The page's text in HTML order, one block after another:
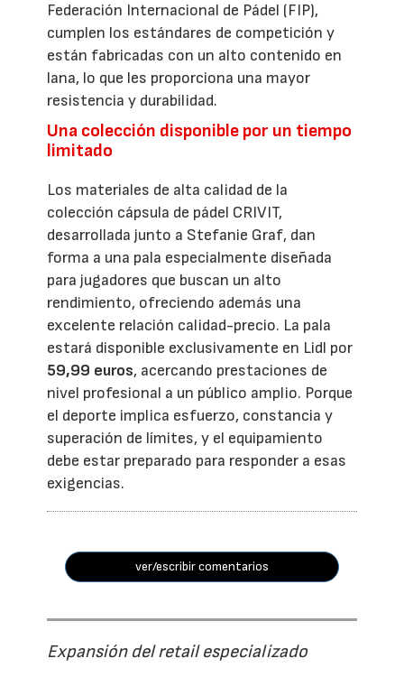
Federación Internacional de Pádel (FIP),
cumplen los estándares de competición y
están fabricadas con un alto contenido en
lana, lo que les proporciona una mayor
resistencia y durabilidad.
Una colección disponible por un tiempo
limitado
Los materiales de alta calidad de la
colección cápsula de pádel CRIVIT,
desarrollada junto a Stefanie Graf, dan
forma a una pala especialmente diseñada
para jugadores que buscan un alto
rendimiento, ofreciendo además una
excelente relación calidad-precio. La pala
estará disponible exclusivamente en Lidl por
59,99 euros, acercando prestaciones de
nivel profesional a un público amplio. Porque
el deporte implica esfuerzo, constancia y
superación de límites, y el equipamiento
debe estar preparado para responder a esas
exigencias.
ver/escribir comentarios
Expansión del retail especializado